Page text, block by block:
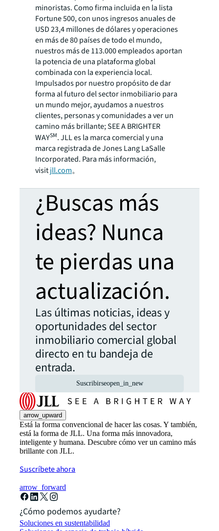
minoristas. Como firma incluida en la lista
Fortune 500, con unos ingresos anuales de
USD 23,4 millones de dólares y operaciones
en más de 80 países de todo el mundo,
nuestros más de 113.000 empleados aportan
la potencia de una plataforma global
combinada con la experiencia local.
Impulsados por nuestro propósito de dar
forma al futuro del sector inmobiliario para
un mundo mejor, ayudamos a nuestros
clientes, personas y comunidades a ver un
camino más brillante; SEE A BRIGHTER
WAYSM. JLL es la marca comercial y una
marca registrada de Jones Lang LaSalle
Incorporated. Para más información,
visitjll.com。
¿Buscas más
ideas? Nunca
te pierdas una
actualización.
Las últimas noticias, ideas y
oportunidades del sector
inmobiliario comercial global
directo en tu bandeja de
entrada.
Suscribirseopen_in_new
arrow_upward
Está la forma convencional de hacer las cosas. Y también,
está la forma de JLL. Una forma más innovadora,
inteligente y humana. Descubre cómo ver un camino más
brillante con JLL.
Suscríbete ahora
arrow_forward
¿Cómo podemos ayudarte?
Soluciones en sustentabilidad